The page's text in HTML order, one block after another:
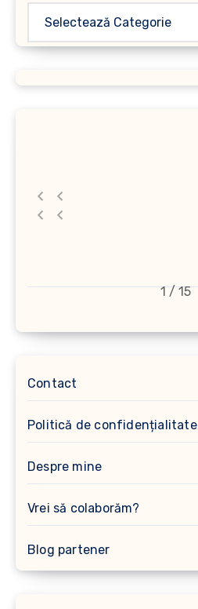
1 / 15
Contact
Politică de confidențialitate
Despre mine
Vrei să colaborăm?
Blog partener